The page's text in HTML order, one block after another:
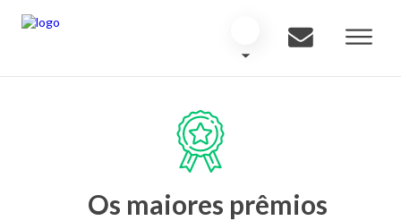
Os maiores prêmios